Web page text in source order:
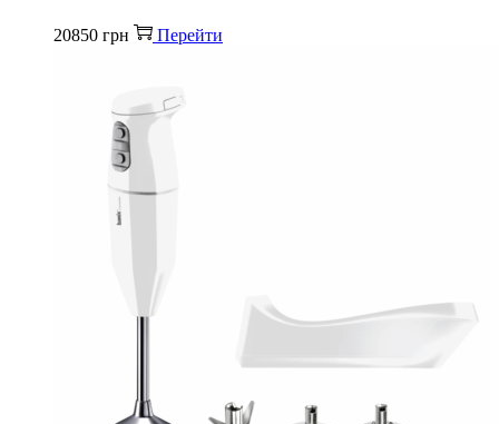
20850 грн Перейти